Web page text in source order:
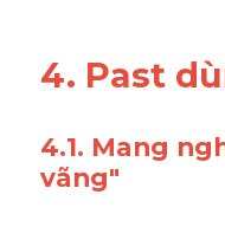
4. Past
4.1. Mang
vãng"